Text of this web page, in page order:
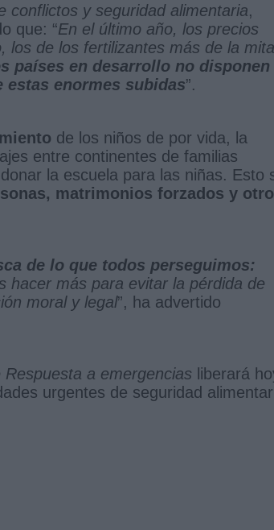
conflictos y seguridad alimentaria,
que: “En el último año, los precios
los de los fertilizantes más de la
países en desarrollo no disponen
enormes subidas”.
de los niños de por vida, la
entre continentes de familias
la escuela para las niñas. Esto
matrimonios forzados y
de lo que todos perseguimos:
hacer más para evitar la pérdida de
moral y legal”, ha advertido
a emergencias liberará
urgentes de seguridad